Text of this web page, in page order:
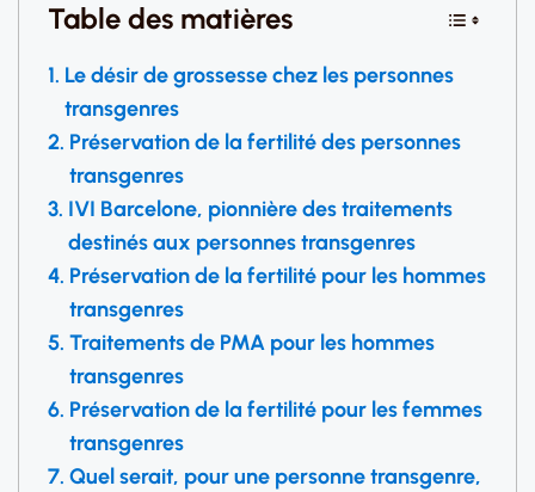
Table des matières
Le désir de grossesse chez les personnes
transgenres
Préservation de la fertilité des personnes
transgenres
IVI Barcelone, pionnière des traitements
destinés aux personnes transgenres
Préservation de la fertilité pour les hommes
transgenres
Traitements de PMA pour les hommes
transgenres
Préservation de la fertilité pour les femmes
transgenres
Quel serait, pour une personne transgenre,